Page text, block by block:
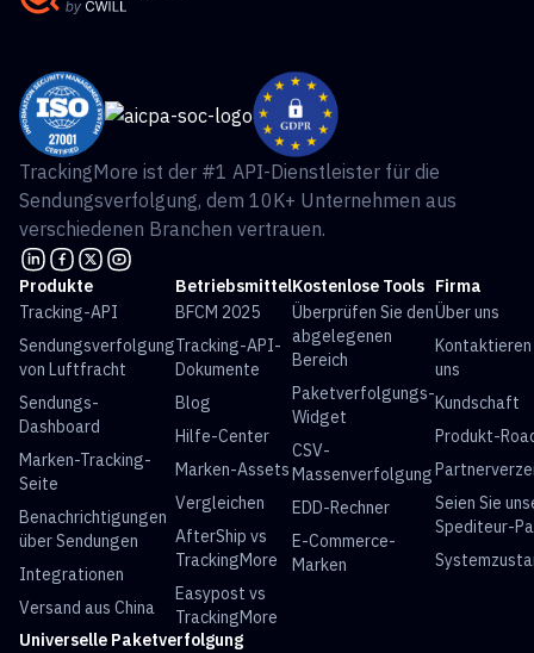
TrackingMore ist der #1 API-Dienstleister für die
Sendungsverfolgung, dem 10K+ Unternehmen aus
verschiedenen Branchen vertrauen.
Produkte
Tracking-API
Sendungsverfolgung
von Luftfracht
Sendungs-
Dashboard
Marken-Tracking-
Seite
Benachrichtigungen
über Sendungen
Integrationen
Versand aus China
Betriebsmittel
BFCM 2025
Tracking-API-
Dokumente
Blog
Hilfe-Center
Marken-Assets
Vergleichen
AfterShip vs
TrackingMore
Easypost vs
TrackingMore
Kostenlose Tools
Überprüfen Sie den
abgelegenen
Bereich
Paketverfolgungs-
Widget
CSV-
Massenverfolgung
EDD-Rechner
E-Commerce-
Marken
Firma
Über uns
Kontaktieren
uns
Kundschaft
Produkt-
Seien Sie
Spediteur-
Universelle Paketverfolgung